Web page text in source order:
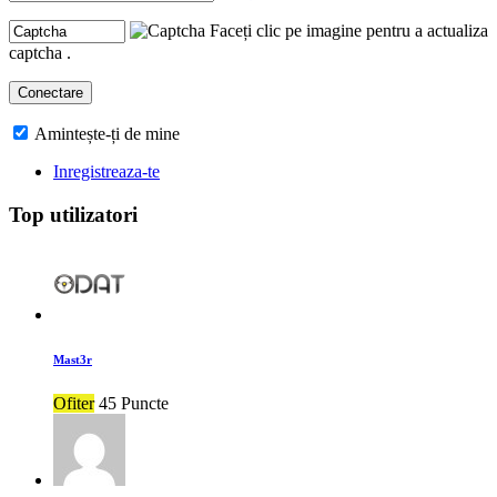
Faceți clic pe imagine pentru a actualiza
captcha .
Amintește-ți de mine
Inregistreaza-te
Top utilizatori
Mast3r
Ofiter 45 Puncte